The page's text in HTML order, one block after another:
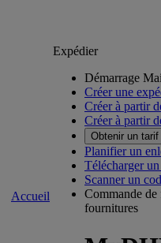
Accueil
Expédier
Démarrage
Créer une
Créer à partir
Créer à partir
Obtenir un
Planifier un
Télécharger
Scanner un
Commande
fournitures